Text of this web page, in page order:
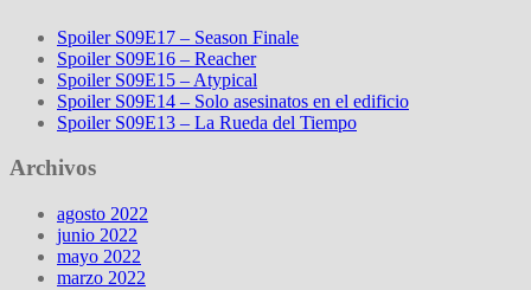
Spoiler S09E17 – Season Finale
Spoiler S09E16 – Reacher
Spoiler S09E15 – Atypical
Spoiler S09E14 – Solo asesinatos en el edificio
Spoiler S09E13 – La Rueda del Tiempo
Archivos
agosto 2022
junio 2022
mayo 2022
marzo 2022